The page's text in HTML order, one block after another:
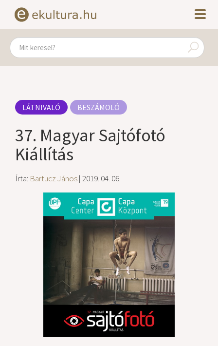
LÁTNIVALÓ BESZÁMOLÓ
37. Magyar Sajtófotó
Kiállítás
Írta: Bartucz János| 2019. 04. 06.